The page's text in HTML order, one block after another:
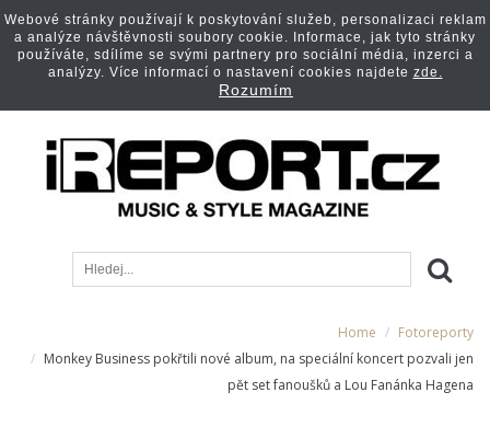
Home
Fotoreporty
Monkey Business pokřtili nové album, na speciální koncert pozvali jen
pět set fanoušků a Lou Fanánka Hagena
Webové stránky používají k poskytování služeb, personalizaci reklam
a analýze návštěvnosti soubory cookie. Informace, jak tyto stránky
používáte, sdílíme se svými partnery pro sociální média, inzerci a
analýzy. Více informací o nastavení cookies najdete zde.
Rozumím